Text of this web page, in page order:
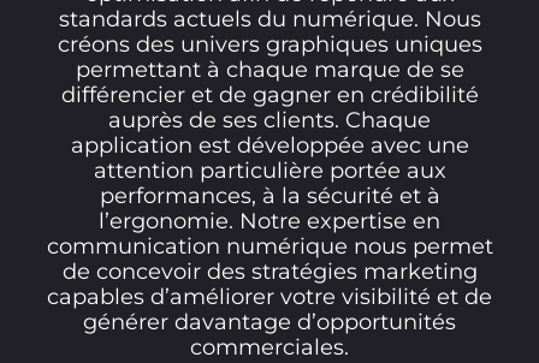
standards actuels du numérique. Nous
créons des univers graphiques uniques
permettant à chaque marque de se
différencier et de gagner en crédibilité
auprès de ses clients. Chaque
application est développée avec une
attention particulière portée aux
performances, à la sécurité et à
l’ergonomie. Notre expertise en
communication numérique nous permet
de concevoir des stratégies marketing
capables d’améliorer votre visibilité et de
générer davantage d’opportunités
commerciales.